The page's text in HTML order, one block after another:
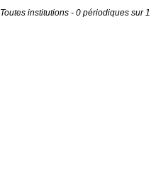
Toutes institutions - 0 périodiques sur